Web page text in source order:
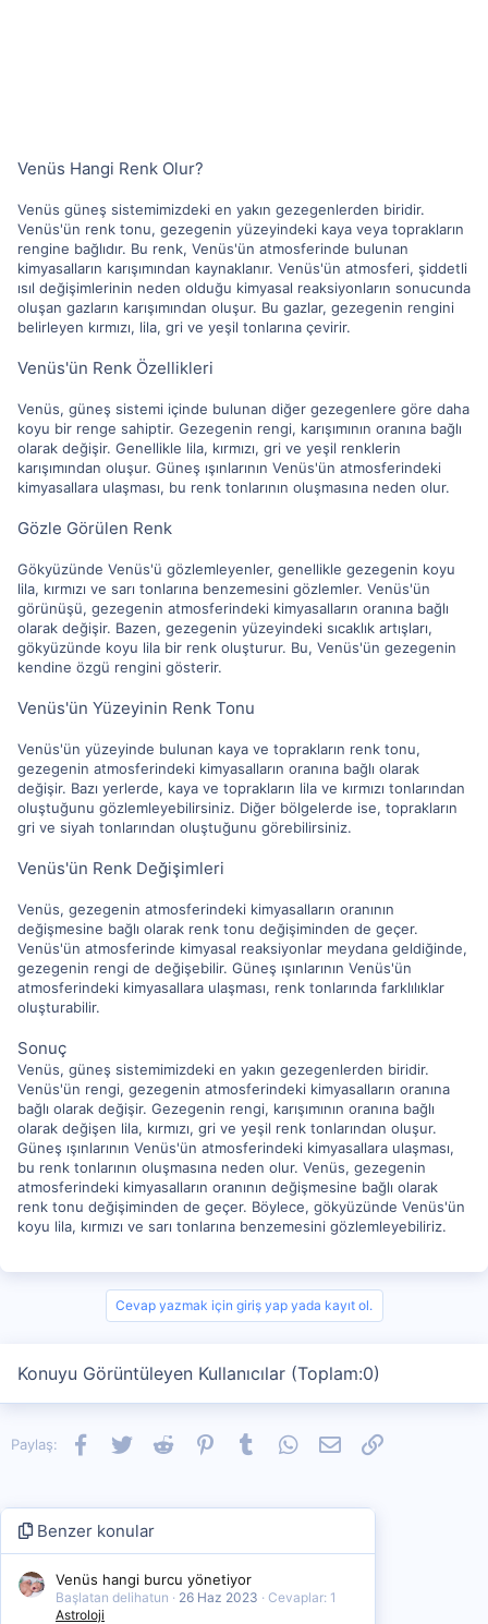
Venüs Hangi Renk Olur?
Venüs güneş sistemimizdeki en yakın gezegenlerden biridir.
Venüs'ün renk tonu, gezegenin yüzeyindeki kaya veya toprakların
rengine bağlıdır. Bu renk, Venüs'ün atmosferinde bulunan
kimyasalların karışımından kaynaklanır. Venüs'ün atmosferi, şiddetli
ısıl değişimlerinin neden olduğu kimyasal reaksiyonların sonucunda
oluşan gazların karışımından oluşur. Bu gazlar, gezegenin rengini
belirleyen kırmızı, lila, gri ve yeşil tonlarına çevirir.
Venüs'ün Renk Özellikleri
Venüs, güneş sistemi içinde bulunan diğer gezegenlere göre daha
koyu bir renge sahiptir. Gezegenin rengi, karışımının oranına bağlı
olarak değişir. Genellikle lila, kırmızı, gri ve yeşil renklerin
karışımından oluşur. Güneş ışınlarının Venüs'ün atmosferindeki
kimyasallara ulaşması, bu renk tonlarının oluşmasına neden olur.
Gözle Görülen Renk
Gökyüzünde Venüs'ü gözlemleyenler, genellikle gezegenin koyu
lila, kırmızı ve sarı tonlarına benzemesini gözlemler. Venüs'ün
görünüşü, gezegenin atmosferindeki kimyasalların oranına bağlı
olarak değişir. Bazen, gezegenin yüzeyindeki sıcaklık artışları,
gökyüzünde koyu lila bir renk oluşturur. Bu, Venüs'ün gezegenin
kendine özgü rengini gösterir.
Venüs'ün Yüzeyinin Renk Tonu
Venüs'ün yüzeyinde bulunan kaya ve toprakların renk tonu,
gezegenin atmosferindeki kimyasalların oranına bağlı olarak
değişir. Bazı yerlerde, kaya ve toprakların lila ve kırmızı tonlarından
oluştuğunu gözlemleyebilirsiniz. Diğer bölgelerde ise, toprakların
gri ve siyah tonlarından oluştuğunu görebilirsiniz.
Venüs'ün Renk Değişimleri
Venüs, gezegenin atmosferindeki kimyasalların oranının
değişmesine bağlı olarak renk tonu değişiminden de geçer.
Venüs'ün atmosferinde kimyasal reaksiyonlar meydana geldiğinde,
gezegenin rengi de değişebilir. Güneş ışınlarının Venüs'ün
atmosferindeki kimyasallara ulaşması, renk tonlarında farklılıklar
oluşturabilir.
Sonuç
Venüs, güneş sistemimizdeki en yakın gezegenlerden biridir.
Venüs'ün rengi, gezegenin atmosferindeki kimyasalların oranına
bağlı olarak değişir. Gezegenin rengi, karışımının oranına bağlı
olarak değişen lila, kırmızı, gri ve yeşil renk tonlarından oluşur.
Güneş ışınlarının Venüs'ün atmosferindeki kimyasallara ulaşması,
bu renk tonlarının oluşmasına neden olur. Venüs, gezegenin
atmosferindeki kimyasalların oranının değişmesine bağlı olarak
renk tonu değişiminden de geçer. Böylece, gökyüzünde Venüs'ün
koyu lila, kırmızı ve sarı tonlarına benzemesini gözlemleyebiliriz.
Cevap yazmak için giriş yap yada kayıt ol.
Konuyu Görüntüleyen Kullanıcılar (Toplam:0)
Paylaş: Facebook
TwitterReddit PinterestTumblrWhatsApp
E-postaLink
Benzer konular
Venüs hangi burcu yönetiyor
Başlatan delihatun 26 Haz 2023
Cevaplar: 1
Astroloji